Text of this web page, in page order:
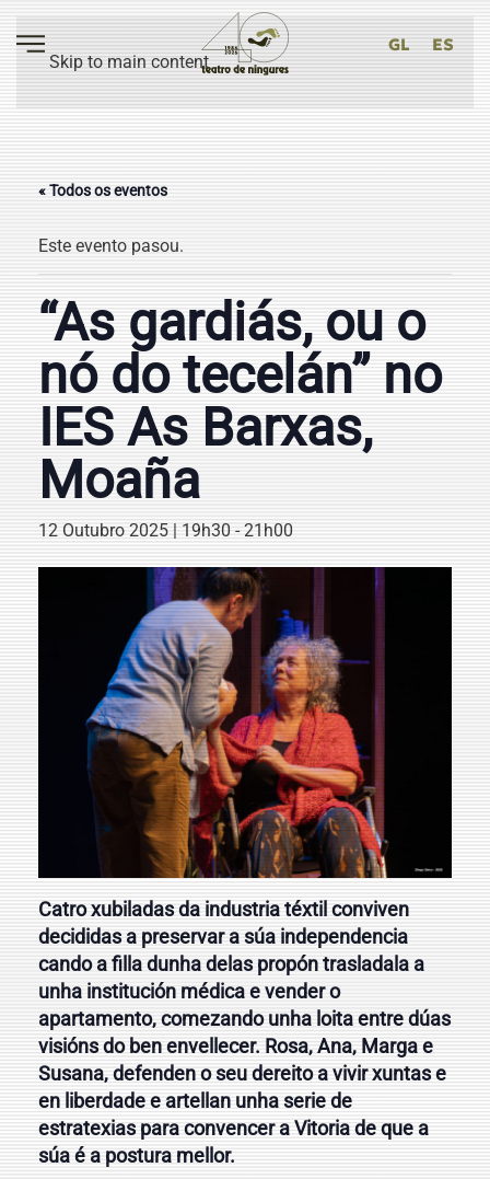
Skip to main content
GL ES
« Todos os eventos
Este evento pasou.
“As gardiás, ou o
nó do tecelán” no
IES As Barxas,
Moaña
12 Outubro 2025 | 19h30-21h00
Catro xubiladas da industria téxtil conviven
decididas a preservar a súa independencia
cando a filla dunha delas propón trasladala a
unha institución médica e vender o
apartamento, comezando unha loita entre dúas
visións do ben envellecer. Rosa, Ana, Marga e
Susana, defenden o seu dereito a vivir xuntas e
en liberdade e artellan unha serie de
estratexias para convencer a Vitoria de que a
súa é a postura mellor.